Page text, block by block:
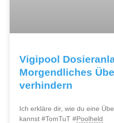
Vigipool
Morgendliches
verhindern
Ich erkläre dir, wie du eine
kannst #TomTuT #Poolheld